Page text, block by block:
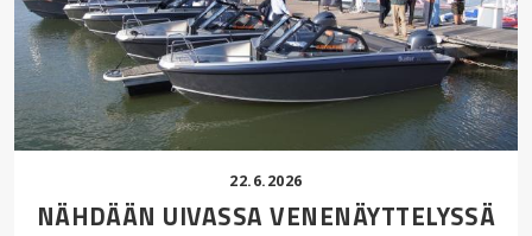
22.6.2026
NÄHDÄÄN UIVASSA VENENÄYTTELYSSÄ